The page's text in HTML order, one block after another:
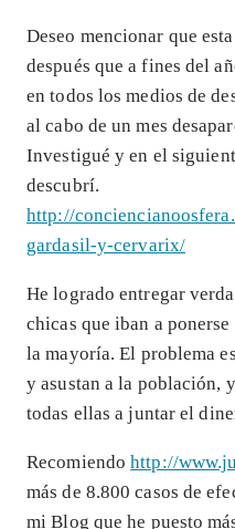
Deseo mencionar que
después que a fines del
en todos los medios de
al cabo de un mes
Investigué y en el
descubrí.
http://
gardasil-y-cervarix/
He logrado entregar
chicas que iban a
la mayoría. El problema
y asustan a la población,
todas ellas a juntar el
Recomiendohttp://
más de 8.800 casos de
mi Blog que he puesto